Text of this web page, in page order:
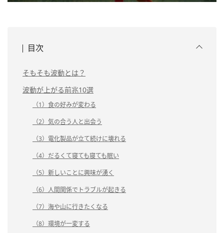
目次
そもそも波動とは？
波動が上がる前兆10選
（1）食の好みが変わる
（2）気の合う人と出会う
（3）電化製品が立て続けに壊れる
（4）だるくて寝ても寝ても眠い
（5）新しいことに興味が湧く
（6）人間関係でトラブルが起きる
（7）海や山に行きたくなる
（8）環境が一変する